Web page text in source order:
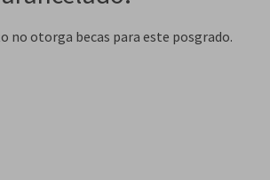
no otorga becas para este posgrado.